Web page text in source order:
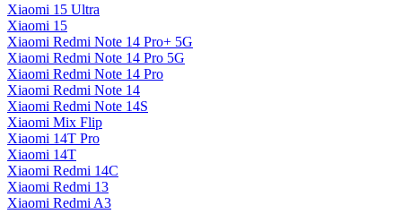
Xiaomi 15 Ultra
Xiaomi 15
Xiaomi Redmi Note 14 Pro+ 5G
Xiaomi Redmi Note 14 Pro 5G
Xiaomi Redmi Note 14 Pro
Xiaomi Redmi Note 14
Xiaomi Redmi Note 14S
Xiaomi Mix Flip
Xiaomi 14T Pro
Xiaomi 14T
Xiaomi Redmi 14C
Xiaomi Redmi 13
Xiaomi Redmi A3